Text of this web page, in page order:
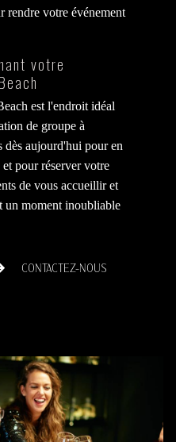
rendre votre événement
votre
est l'endroit idéal
de groupe à
dès aujourd'hui pour en
pour réserver votre
de vous accueillir et
un moment inoubliable
CONTACTEZ-NOUS